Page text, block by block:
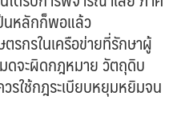
นหลักก็พอแล้ว
รกรในเครือข่ายที่รักษาผู้
ดจะผิดกฎหมาย วัตถุดิบ
ใช้กฎระเบียบหยุมหยิมจน